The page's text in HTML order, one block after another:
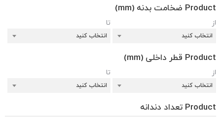
Product ضخامت بدنه (mm)
از
انتخاب کنید
تا
انتخاب کنید
Product قطر داخلی (mm)
از
انتخاب کنید
تا
انتخاب کنید
Product تعداد دندانه